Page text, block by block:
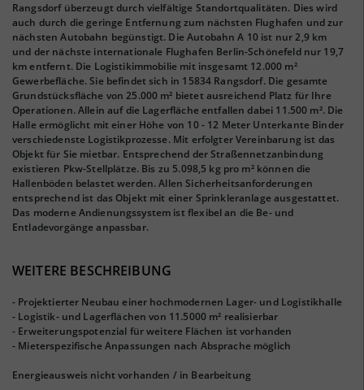
Rangsdorf überzeugt durch vielfältige Standortqualitäten. Dies wird
auch durch die geringe Entfernung zum nächsten Flughafen und zur
nächsten Autobahn begünstigt. Die Autobahn A 10 ist nur 2,9 km
und der nächste internationale Flughafen Berlin-Schönefeld nur 19,7
km entfernt. Die Logistikimmobilie mit insgesamt 12.000 m²
Gewerbefläche. Sie befindet sich in 15834 Rangsdorf. Die gesamte
Grundstücksfläche von 25.000 m² bietet ausreichend Platz für Ihre
Operationen. Allein auf die Lagerfläche entfallen dabei 11.500 m². Die
Halle ermöglicht mit einer Höhe von 10 - 12 Meter Unterkante Binder
verschiedenste Logistikprozesse. Mit erfolgter Vereinbarung ist das
Objekt für Sie mietbar. Entsprechend der Straßennetzanbindung
existieren Pkw-Stellplätze. Bis zu 5.098,5 kg pro m² können die
Hallenböden belastet werden. Allen Sicherheitsanforderungen
entsprechend ist das Objekt mit einer Sprinkleranlage ausgestattet.
Das moderne Andienungssystem ist flexibel an die Be- und
Entladevorgänge anpassbar.
WEITERE BESCHREIBUNG
- Projektierter Neubau einer hochmodernen Lager- und Logistikhalle
- Logistik- und Lagerflächen von 11.5000 m² realisierbar
- Erweiterungspotenzial für weitere Flächen ist vorhanden
- Mieterspezifische Anpassungen nach Absprache möglich
Energieausweis nicht vorhanden / in Bearbeitung